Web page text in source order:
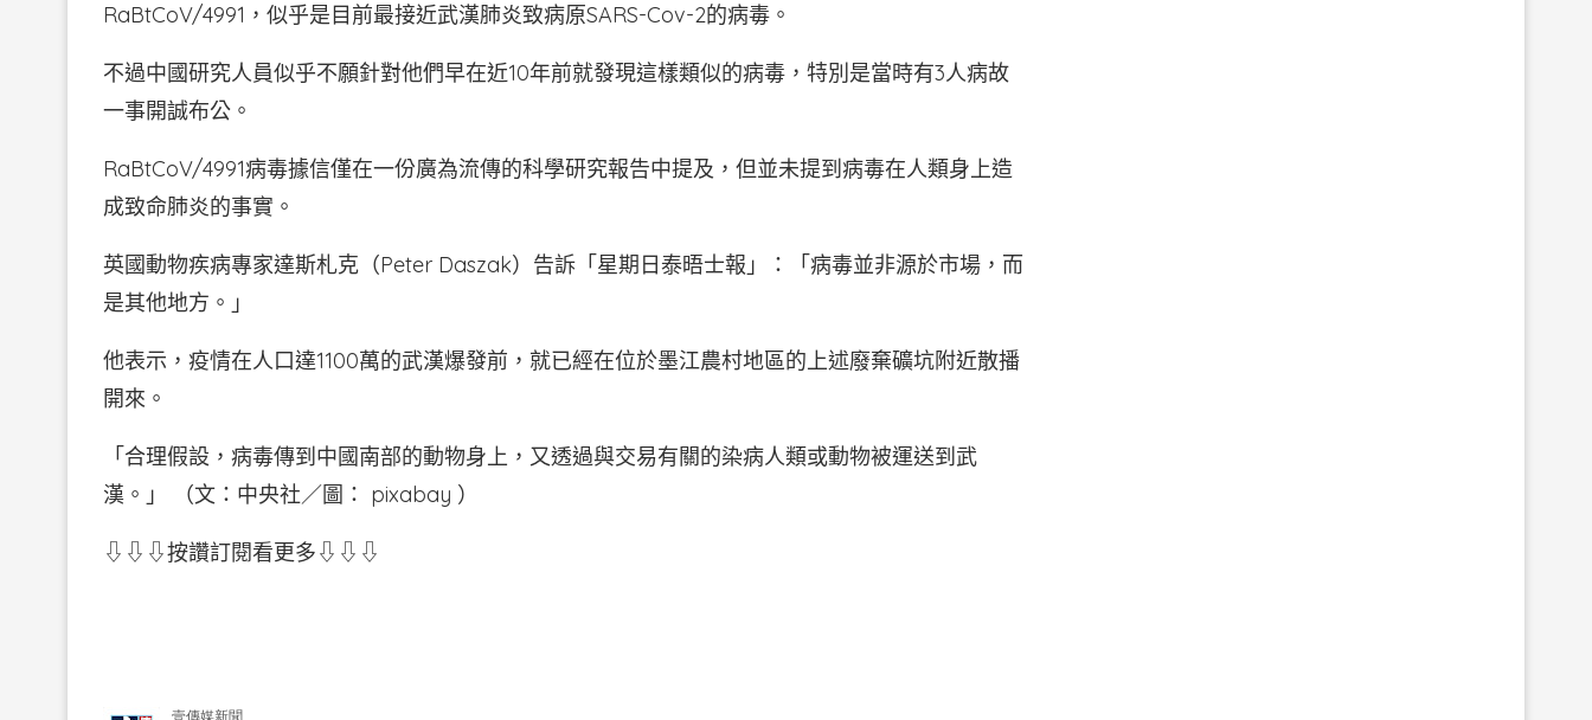
RaBtCoV/4991，似乎是目前最接近武漢肺炎致病原SARS-Cov-2的病毒。
不過中國研究人員似乎不願針對他們早在近10年前就發現這樣類似的病毒，特別是當時有3人病故
一事開誠布公。
RaBtCoV/4991病毒據信僅在一份廣為流傳的科學研究報告中提及，但並未提到病毒在人類身上造
成致命肺炎的事實。
英國動物疾病專家達斯札克（Peter Daszak）告訴「星期日泰晤士報」：「病毒並非源於市場，而
是其他地方。」
他表示，疫情在人口達1100萬的武漢爆發前，就已經在位於墨江農村地區的上述廢棄礦坑附近散播
開來。
「合理假設，病毒傳到中國南部的動物身上，又透過與交易有關的染病人類或動物被運送到武
漢。」 （文：中央社／圖： pixabay ）
⇩⇩⇩按讚訂閱看更多⇩⇩⇩